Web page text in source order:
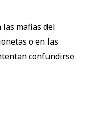
las mafias del
o en las
confundirse